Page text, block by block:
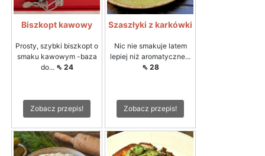
Biszkopt kawowy
Prosty, szybki biszkopt o
smaku kawowym -baza
do... ⇖ 24
Zobacz przepis!
Szaszłyki z karkówki
Nic nie smakuje latem
lepiej niż aromatyczne...
⇖ 28
Zobacz przepis!